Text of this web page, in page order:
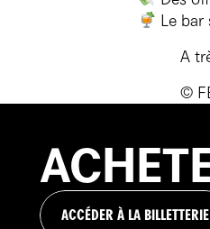
Le bar
A
©
ACCÉDER À LA BILLETTERIE